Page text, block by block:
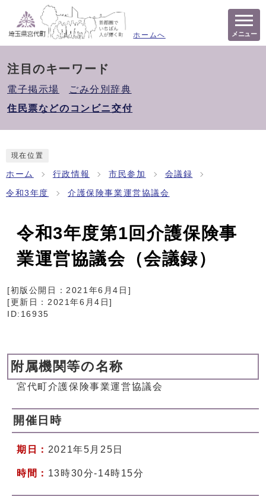
ホームへ メニュー
注目のキーワード
電子掲示場
ごみ分別辞典
住民票などのコンビニ交付
現在位置
ホーム 行政情報 市民参加 会議録
令和3年度 介護保険事業運営協議会
令和3年度第1回介護保険事
業運営協議会（会議録）
[初版公開日：2021年6月4日 ]
[更新日： 2021年6月4日]
ID:16935
附属機関等の名称
宮代町介護保険事業運営協議会
開催日時
期日： 2021年5月25日
時間： 13時30分-14時15分